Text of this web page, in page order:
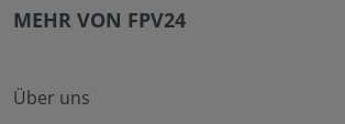
MEHR VON FPV24
Über uns